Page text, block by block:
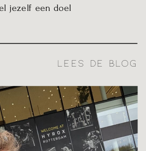
LEES DE BLOG
jezelf een doel